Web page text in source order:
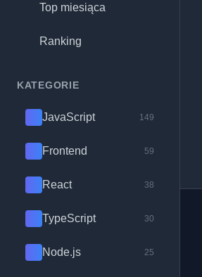
Top miesiąca
Ranking
KATEGORIE
JavaScript 149
Frontend 59
React 38
TypeScript 30
Node.js 25